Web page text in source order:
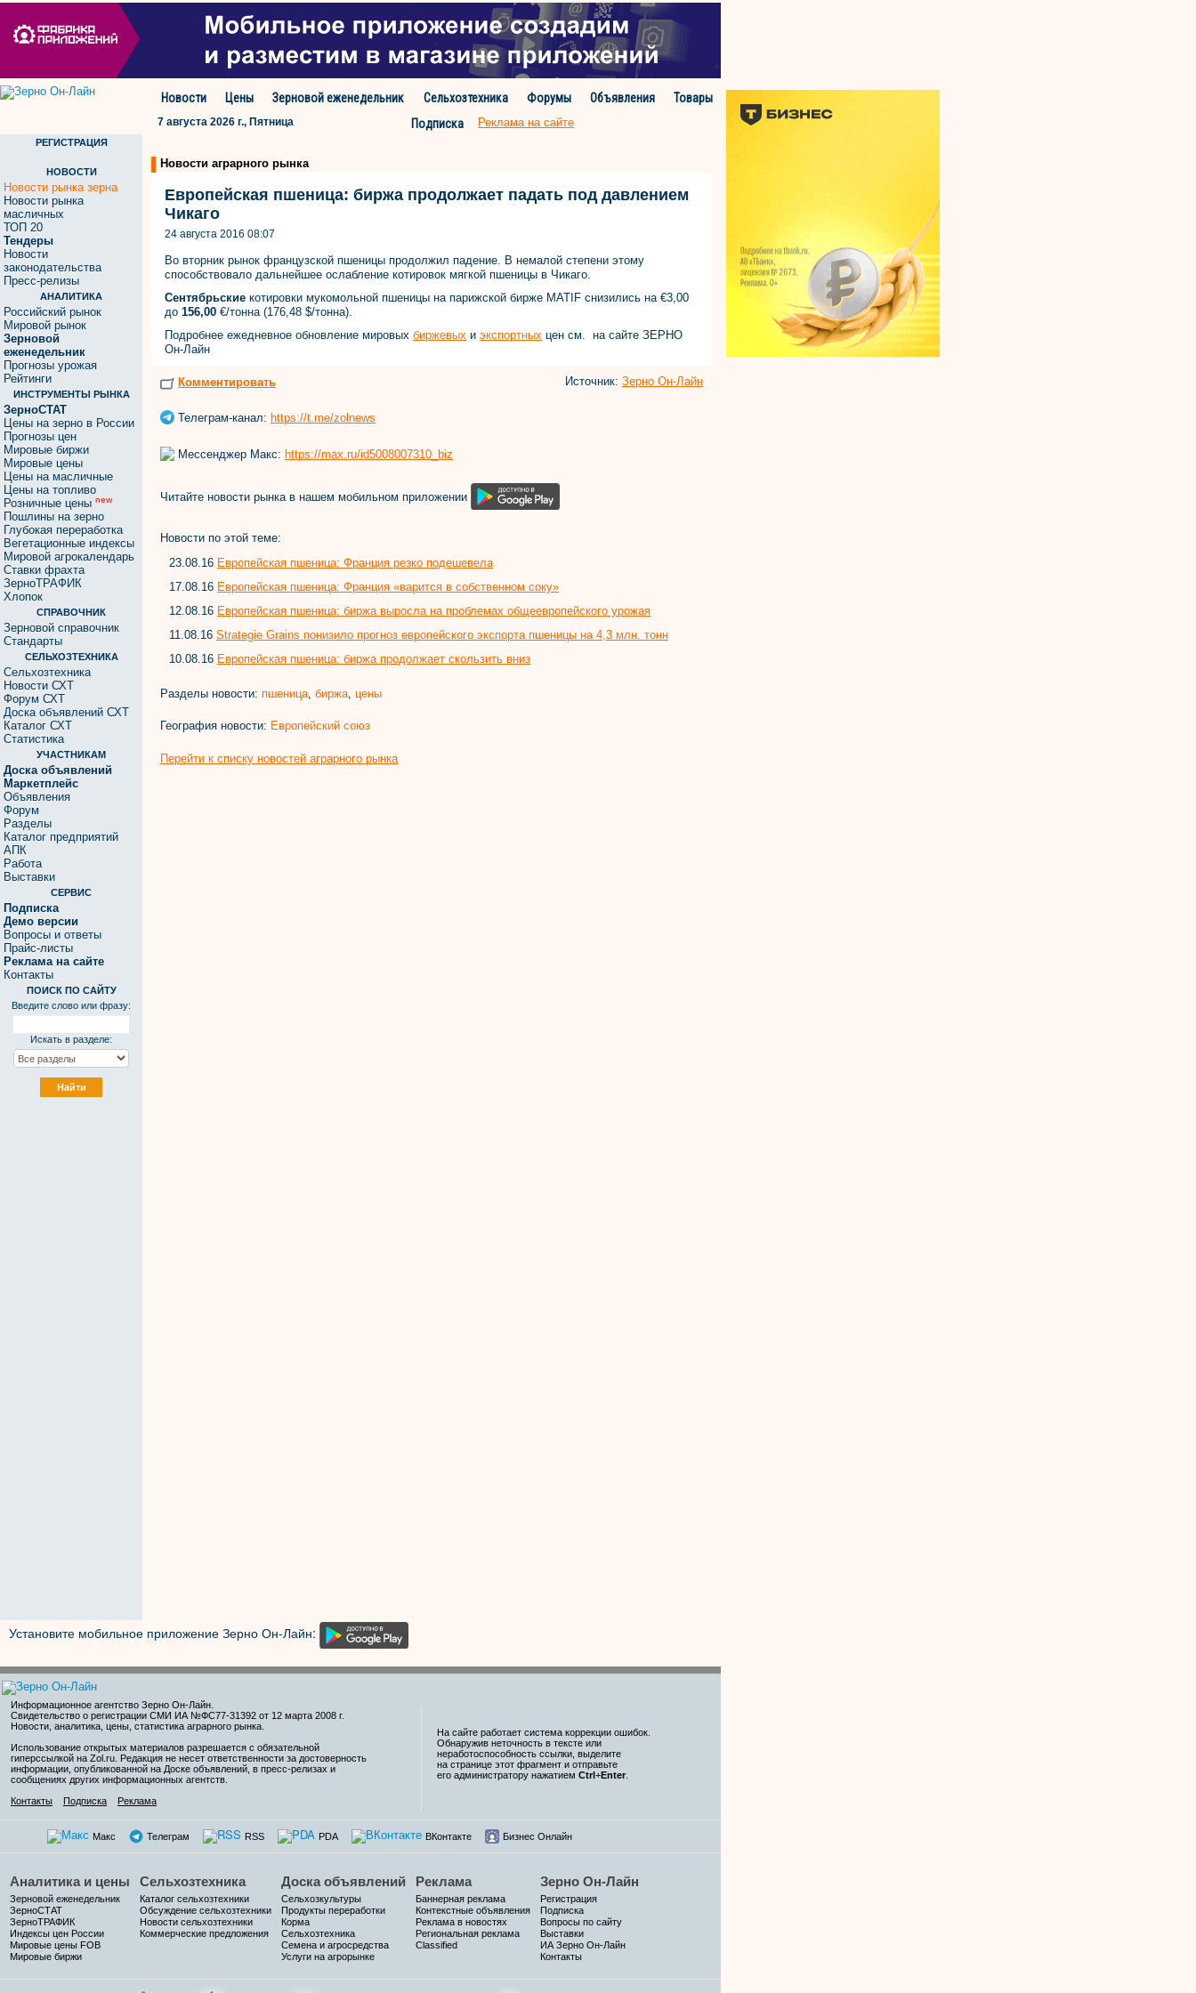
Новости Цены Зерновой еженедельник Сельхозтехника Форумы Объявления
Товары
Подписка
7 августа 2026 г., Пятница Реклама на сайте
РЕГИСТРАЦИЯ
НОВОСТИ
Новости рынка зерна
Новости рынка
масличных
ТОП 20
Тендеры
Новости
законодательства
Пресс-релизы
АНАЛИТИКА
Российский рынок
Мировой рынок
Зерновой
еженедельник
Прогнозы урожая
Рейтинги
ИНСТРУМЕНТЫ РЫНКА
ЗерноСТАТ
Цены на зерно в России
Прогнозы цен
Мировые биржи
Мировые цены
Цены на масличные
Цены на топливо
Розничные цены new
Пошлины на зерно
Глубокая переработка
Вегетационные индексы
Мировой агрокалендарь
Ставки фрахта
ЗерноТРАФИК
Хлопок
СПРАВОЧНИК
Зерновой справочник
Стандарты
СЕЛЬХОЗТЕХНИКА
Сельхозтехника
Новости СХТ
Форум СХТ
Доска объявлений СХТ
Каталог СХТ
Статистика
УЧАСТНИКАМ
Доска объявлений
Маркетплейс
Объявления
Форум
Разделы
Каталог предприятий
АПК
Работа
Выставки
СЕРВИС
Подписка
Демо версии
Вопросы и ответы
Прайс-листы
Реклама на сайте
Контакты
ПОИСК ПО САЙТУ
Введите слово или фразу:
Искать в разделе:
Новости аграрного рынка
Европейская пшеница: биржа продолжает падать под давлением
Чикаго
24 августа 2016 08:07
Во вторник рынок французской пшеницы продолжил падение. В немалой степени этому
способствовало дальнейшее ослабление котировок мягкой пшеницы в Чикаго.
Сентябрьские котировки мукомольной пшеницы на парижской бирже MATIF снизились на €3,00
до 156,00 €/тонна (176,48 $/тонна).
Подробнее ежедневное обновление мировых биржевых и экспортных цен см. на сайте ЗЕРНО
Он-Лайн
Комментировать Источник: Зерно Он-Лайн
Телеграм-канал: https://t.me/zolnews
Мессенджер Макс: https://max.ru/id5008007310_biz
Читайте новости рынка в нашем мобильном приложении
Новости по этой теме:
23.08.16 Европейская пшеница: Франция резко подешевела
17.08.16 Европейская пшеница: Франция «варится в собственном соку»
12.08.16 Европейская пшеница: биржа выросла на проблемах общеевропейского урожая
11.08.16 Strategie Grains понизило прогноз европейского экспорта пшеницы на 4,3 млн. тонн
10.08.16 Европейская пшеница: биржа продолжает скользить вниз
Разделы новости: пшеница биржа цены
География новости: Европейский союз
Перейти к списку новостей аграрного рынка
Установите мобильное приложение Зерно Он-Лайн:
Информационное агентство Зерно Он-Лайн
Свидетельство о регистрации СМИ ИА №ФС77-31392 от 12 марта 2008 г.
Новости, аналитика, цены, статистика аграрного рынка.
Использование открытых материалов разрешается с обязательной
гиперссылкой на Zol.ru. Редакция не несет ответственности за достоверность
информации, опубликованной на Доске объявлений, в пресс-релизах и
сообщениях других информационных агентств.
Контакты
Подписка Реклама
На сайте работает система коррекции ошибок.
Обнаружив неточность в тексте или
неработоспособность ссылки, выделите
на странице этот фрагмент и отправьте
его администратору нажатием Ctrl+Enter
Макс Телеграм RSS PDA ВКонтакте Бизнес Онлайн
Аналитика и цены
Зерновой еженедельник
ЗерноСТАТ
ЗерноТРАФИК
Индексы цен России
Мировые цены FOB
Мировые биржи
Сельхозтехника
Каталог сельхозтехники
Обсуждение сельхозтехники
Новости сельхозтехники
Коммерческие предложения
Доска объявлений
Сельхозкультуры
Продукты переработки
Корма
Сельхозтехника
Семена и агросредства
Услуги на агрорынке
Реклама
Баннерная реклама
Контекстные объявления
Реклама в новостях
Региональная реклама
Classified
Зерно Он-Лайн
Регистрация
Подписка
Вопросы по сайту
Выставки
ИА Зерно Он-Лайн
Контакты